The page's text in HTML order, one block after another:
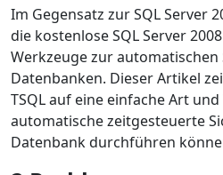
Im Gegensatz zur SQL Server
die kostenlose SQL Server
Werkzeuge zur automatischen
Datenbanken. Dieser Artikel
TSQL auf eine einfache Art und
automatische zeitgesteuerte
Datenbank durchführen